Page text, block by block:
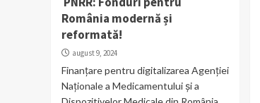
România modernă și
reformată!
august 9, 2024
Finanțare pentru digitalizarea Agenției
Naționale a Medicamentului și a